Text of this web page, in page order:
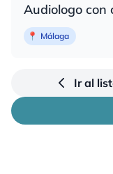
Audiologo con
📍 Málaga
Ir al